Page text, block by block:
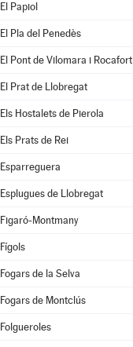
El Papiol
El Pla del Penedès
El Pont de Vilomara i Rocafort
El Prat de Llobregat
Els Hostalets de Pierola
Els Prats de Rei
Esparreguera
Esplugues de Llobregat
Figaró-Montmany
Fígols
Fogars de la Selva
Fogars de Montclús
Folgueroles